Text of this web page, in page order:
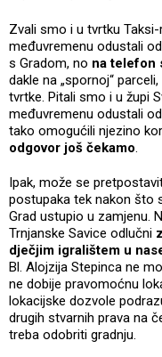
Zvali smo i u tvrtku
međuvremenu odustali
s Gradom, no na telefon
dakle na „spornoj“
tvrtke. Pitali smo i u župi
međuvremenu odustali
tako omogućili njezino
odgovor još čekamo.
Ipak, može se
postupaka tek nakon što
Grad ustupio u zamjenu.
Trnjanske Savice odlučni
dječjim igralištem u
Bl. Alojzija Stepinca ne
ne dobije pravomoćnu
lokacijske dozvole
drugih stvarnih prava na
treba odobriti gradnju.